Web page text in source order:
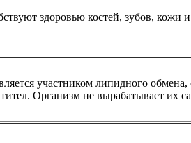
здоровью костей, зубов,
участником липидного
Организм не вырабатывает их